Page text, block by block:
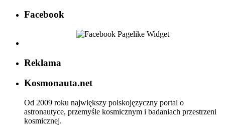
Facebook
Reklama
Kosmonauta.net
Od 2009 roku największy polskojęzyczny portal o
astronautyce, przemyśle kosmicznym i badaniach przestrzeni
kosmicznej.